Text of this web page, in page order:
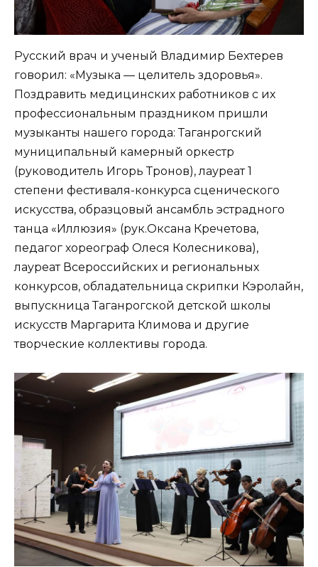
Русский врач и ученый Владимир Бехтерев
говорил: «Музыка — целитель здоровья».
Поздравить медицинских работников с их
профессиональным праздником пришли
музыканты нашего города: Таганрогский
муниципальный камерный оркестр
(руководитель Игорь Тронов), лауреат 1
степени фестиваля-конкурса сценического
искусства, образцовый ансамбль эстрадного
танца «Иллюзия» (рук.Оксана Кречетова,
педагог хореограф Олеся Колесникова),
лауреат Всероссийских и региональных
конкурсов, обладательница скрипки Кэролайн,
выпускница Таганрогской детской школы
искусств Маргарита Климова и другие
творческие коллективы города.